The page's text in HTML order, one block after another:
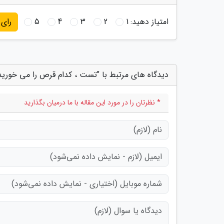
امتیاز دهید:1
2
3
4
5 رای
دیدگاه های مرتبط با "تست ، کدام قرص را می
* نظرتان را در مورد این مقاله با ما درمیان بگذارید